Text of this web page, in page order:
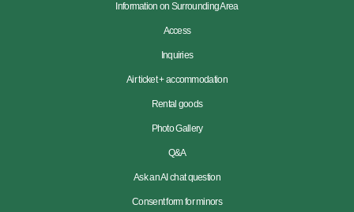
Information on Surrounding Area
Access
Inquiries
Air ticket + accommodation
Rental goods
Photo Gallery
Q&A
Ask an AI chat question
Consent form for minors